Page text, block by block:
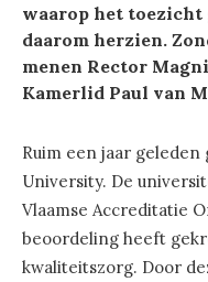
waarop het toezicht
daarom herzien.
menen Rector
Kamerlid Paul van
Ruim een jaar
University. De
Vlaamse Accreditatie
beoordeling heeft
kwaliteitszorg. Door